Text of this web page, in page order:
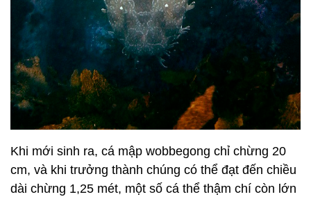
Khi mới sinh ra, cá mập wobbegong chỉ chừng 20
cm, và khi trưởng thành chúng có thể đạt đến chiều
dài chừng 1,25 mét, một số cá thể thậm chí còn lớn